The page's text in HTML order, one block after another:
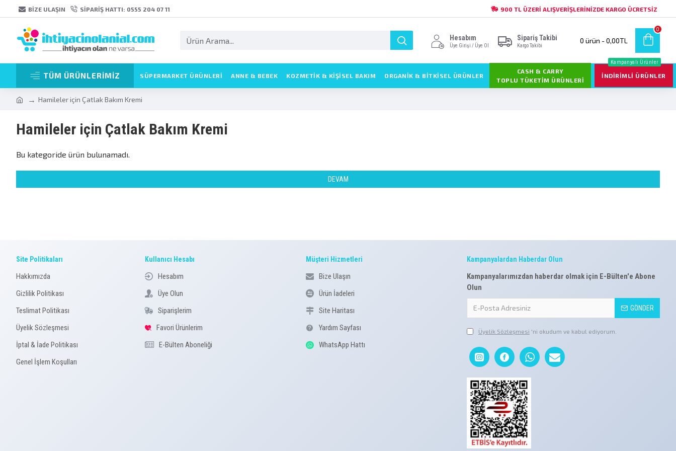
BIZE ULAŞIN SIPARIŞ HATTI: 0555 204 07 11 900 TL ÜZERI ALIŞVERIŞLERINIZDE KARGO ÜCRETSIZ
Hesabım
Üye Girişi / Üye Ol
Sipariş Takibi
Kargo Takibi
0 ürün - 0,00TL
0
TÜM ÜRÜNLERİMİZ SÜPERMARKET ÜRÜNLERI ANNE & BEBEK KOZMETIK & KIŞISEL BAKIM ORGANİK & BİTKİSEL ÜRÜNLER
CASH & CARRY
TOPLU TÜKETIM ÜRÜNLERI
İNDIRIMLI ÜRÜNLER
Kampanyalı Ürünler
Hamileler için Çatlak Bakım Kremi
Hamileler için Çatlak Bakım Kremi
Bu kategoride ürün bulunamadı.
DEVAM
Site Politikaları
Hakkımızda
Gizlilik Politikası
Teslimat Politikası
Üyelik Sözleşmesi
İptal & İade Politikası
Genel İşlem Koşulları
Kullanıcı Hesabı
Hesabım
Üye Olun
Siparişlerim
Favori Ürünlerim
E-Bülten Aboneliği
Müşteri Hizmetleri
Bize Ulaşın
Ürün İadeleri
Site Haritası
Yardım Sayfası
WhatsApp Hattı
Kampanyalardan Haberdar Olun
Kampanyalarımızdan haberdar olmak için E-Bülten'e Abone
Olun
GÖNDER
Üyelik Sözleşmesi 'ni okudum ve kabul ediyorum.